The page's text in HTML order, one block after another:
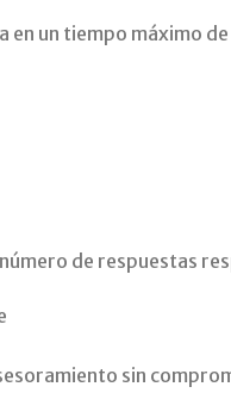
en un tiempo máximo
de respuestas
sin